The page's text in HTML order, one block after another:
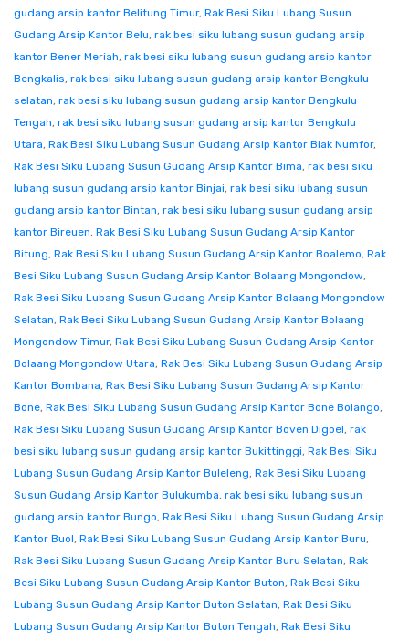
gudang arsip kantor Belitung Timur, Rak Besi Siku Lubang Susun
Gudang Arsip Kantor Belu, rak besi siku lubang susun gudang arsip
kantor Bener Meriah, rak besi siku lubang susun gudang arsip kantor
Bengkalis, rak besi siku lubang susun gudang arsip kantor Bengkulu
selatan, rak besi siku lubang susun gudang arsip kantor Bengkulu
Tengah, rak besi siku lubang susun gudang arsip kantor Bengkulu
Utara, Rak Besi Siku Lubang Susun Gudang Arsip Kantor Biak Numfor,
Rak Besi Siku Lubang Susun Gudang Arsip Kantor Bima, rak besi siku
lubang susun gudang arsip kantor Binjai, rak besi siku lubang susun
gudang arsip kantor Bintan, rak besi siku lubang susun gudang arsip
kantor Bireuen, Rak Besi Siku Lubang Susun Gudang Arsip Kantor
Bitung, Rak Besi Siku Lubang Susun Gudang Arsip Kantor Boalemo, Rak
Besi Siku Lubang Susun Gudang Arsip Kantor Bolaang Mongondow,
Rak Besi Siku Lubang Susun Gudang Arsip Kantor Bolaang Mongondow
Selatan, Rak Besi Siku Lubang Susun Gudang Arsip Kantor Bolaang
Mongondow Timur, Rak Besi Siku Lubang Susun Gudang Arsip Kantor
Bolaang Mongondow Utara, Rak Besi Siku Lubang Susun Gudang Arsip
Kantor Bombana, Rak Besi Siku Lubang Susun Gudang Arsip Kantor
Bone, Rak Besi Siku Lubang Susun Gudang Arsip Kantor Bone Bolango,
Rak Besi Siku Lubang Susun Gudang Arsip Kantor Boven Digoel, rak
besi siku lubang susun gudang arsip kantor Bukittinggi, Rak Besi Siku
Lubang Susun Gudang Arsip Kantor Buleleng, Rak Besi Siku Lubang
Susun Gudang Arsip Kantor Bulukumba, rak besi siku lubang susun
gudang arsip kantor Bungo, Rak Besi Siku Lubang Susun Gudang Arsip
Kantor Buol, Rak Besi Siku Lubang Susun Gudang Arsip Kantor Buru,
Rak Besi Siku Lubang Susun Gudang Arsip Kantor Buru Selatan, Rak
Besi Siku Lubang Susun Gudang Arsip Kantor Buton, Rak Besi Siku
Lubang Susun Gudang Arsip Kantor Buton Selatan, Rak Besi Siku
Lubang Susun Gudang Arsip Kantor Buton Tengah, Rak Besi Siku